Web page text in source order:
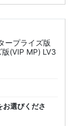
ープライズ版
(VIP MP) LV3
お選びくださ